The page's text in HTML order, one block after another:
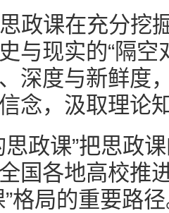
政课在充分挖
与现实的“隔空
深度与新鲜度
念，汲取理论
思政课”把思政
国各地高校推
”格局的重要路